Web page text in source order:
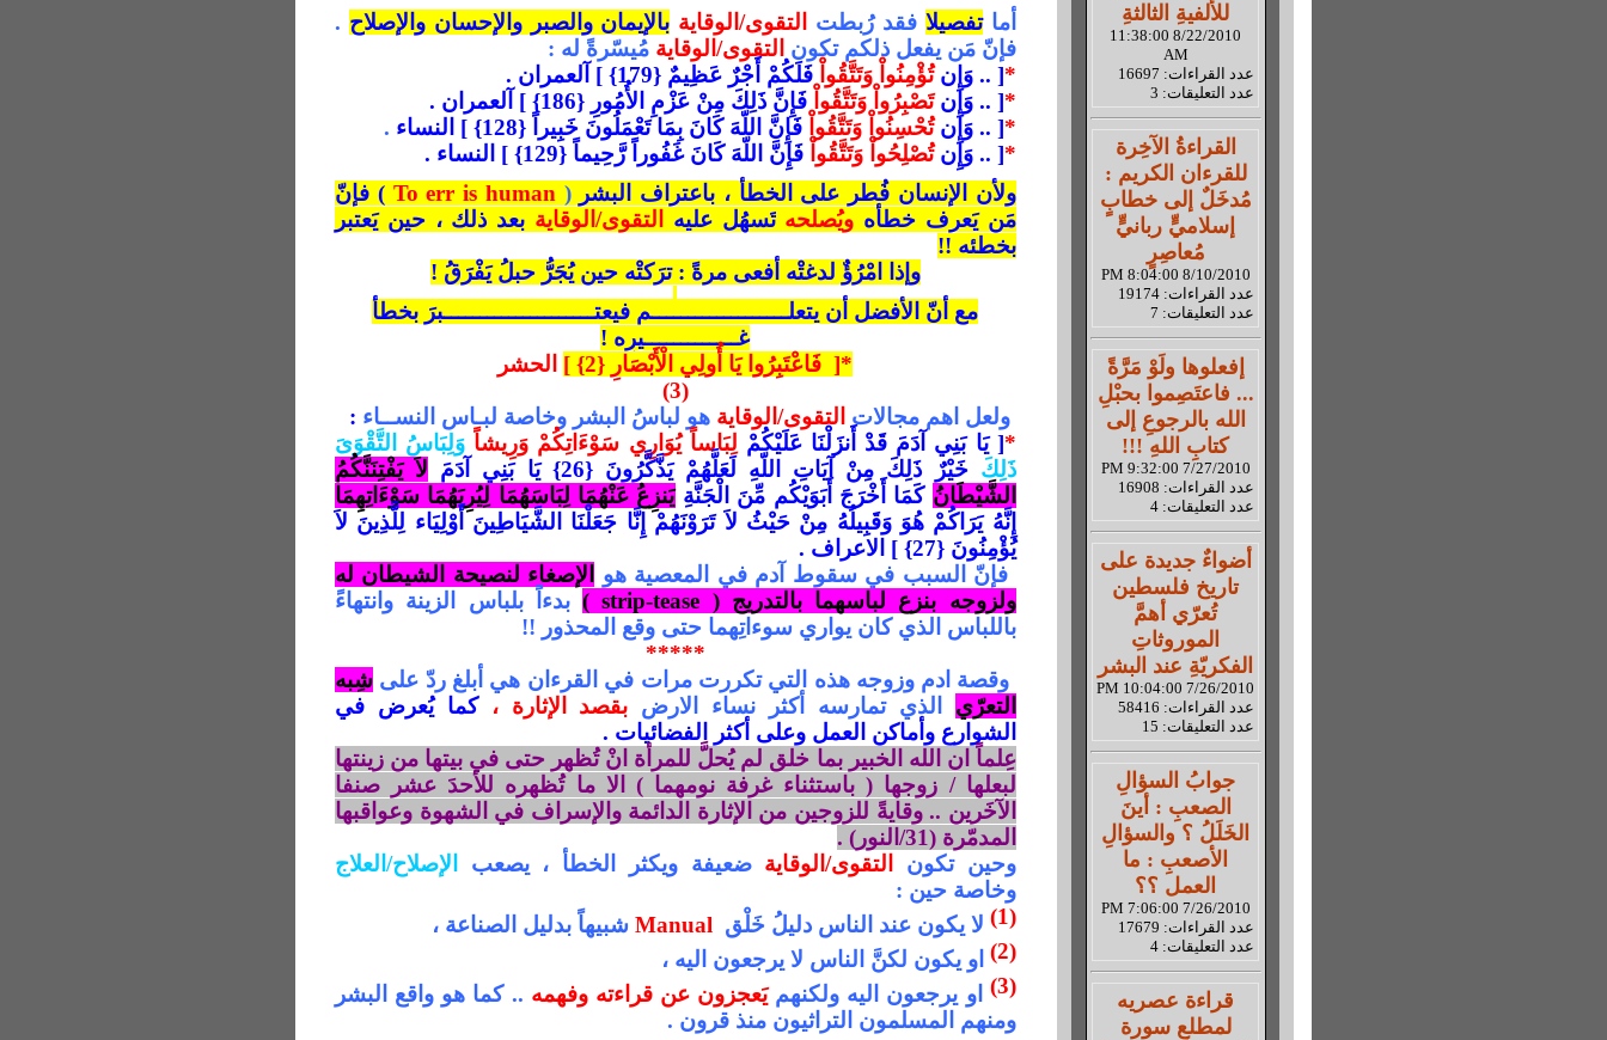
للألفيةِ الثالثةِ
8/22/2010 11:38:00
AM
عدد القراءات: 16697
عدد التعليقات: 3
القراءةُ الآخِرة
للقرءان الكريم :
مُدخَلٌ إلى خطابٍ
إسلاميٍّ ربانيٍّ
مُعاصِرٍ
8/10/2010 8:04:00 PM
عدد القراءات: 19174
عدد التعليقات: 7
إفعلوها ولَوْ مَرَّةً
... فاعتَصِموا بحبْلِ
الله بالرجوعِ إلى
كتابِ اللهِ !!!
7/27/2010 9:32:00 PM
عدد القراءات: 16908
عدد التعليقات: 4
أضواءٌ جديدة على
تاريخ فلسطين
تُعرّي أهمَّ
الموروثاتِ
الفكريّةِ عند البشر
7/26/2010 10:04:00 PM
عدد القراءات: 58416
عدد التعليقات: 15
جوابُ السؤالِ
الصعبِ : أينَ
الخَلَلُ ؟ والسؤالِ
الأصعبِ : ما
العمل ؟؟
7/26/2010 7:06:00 PM
عدد القراءات: 17679
عدد التعليقات: 4
قراءة عصريه
لمطلعِ سورة
أماتفصيلا فقد رُبطت التقوى/الوقاية بالإيمان والصبر والإحسان والإصلاح .
فإنّ مَن يفعل ذلكم تكون التقوى/الوقاية مُيسّرةً له :
*[ .. وَإِنتُؤْمِنُواْ وَتَتَّقُواْ فَلَكُمْ أَجْرٌ عَظِيمٌ {179} ] آلعمران .
*[ .. وَإِنتَصْبِرُواْ وَتَتَّقُواْ فَإِنَّ ذَلِكَ مِنْ عَزْمِ الأُمُورِ {186}‏ ] آلعمران .
*[ .. وَإِنتُحْسِنُواْ وَتَتَّقُواْ فَإِنَّ اللّهَ كَانَ بِمَا تَعْمَلُونَ خَبِيراً {128} ] النساء
.
*[ .. وَإِنتُصْلِحُواْ وَتَتَّقُواْ فَإِنَّ اللّهَ كَانَ غَفُوراً رَّحِيماً {129} ] النساء .
ولأن الإنسان فُطر على الخطأ ، باعتراف البشر (
To err is human ) فإنّ
مَن يَعرف خطأه ويُصلحه تَسهُل عليه التقوى/الوقاية بعد ذلك ، حين يَعتبر
بخطئه !!
وإذا امْرُؤٌ لدغتْه أفعى مرةً : ترَكتْه حين يُجَرُّ حبلُ يَفْرَقُ !
مع أنّ الأفضل أن يتعلـــــــــــــــــــم فيعتـــــــــــــــــــــبرَ بخطأ
غـــــــــــــيرِه !
*[ فَاعْتَبِرُوا يَا أُولِي الْأَبْصَارِ {2} ]
الحشر
(3)
ولعل اهم مجالات التقوى/الوقايةهو لباسُ البشر وخاصة لبـاس النســاء :
*
[ يَا بَنِي آدَمَ قَدْ أَنزَلْنَا عَلَيْكُمْ لِبَاساً يُوَارِي سَوْءَاتِكُمْ وَرِيشاً وَلِبَاسُ التَّقْوَىَ
ذَلِكَ خَيْرٌ ذَلِكَ مِنْ آيَاتِ اللّهِ لَعَلَّهُمْ يَذَّكَّرُونَ {26} يَا بَنِي آدَمَ
لاَ يَفْتِنَنَّكُمُ
الشَّيْطَانُ كَمَا أَخْرَجَ أَبَوَيْكُم مِّنَ الْجَنَّةِيَنزِعُ عَنْهُمَا لِبَاسَهُمَا لِيُرِيَهُمَا سَوْءَاتِهِمَا
إِنَّهُ يَرَاكُمْ هُوَ وَقَبِيلُهُ مِنْ حَيْثُ لاَ تَرَوْنَهُمْ إِنَّا جَعَلْنَا الشَّيَاطِينَ أَوْلِيَاء لِلَّذِينَ لاَ
يُؤْمِنُونَ {27} ] الاعراف .
فإنّ السبب في سقوط آدم في المعصية هو
الإصغاء لنصيحة الشيطان له
ولزوجه بنزع لباسهما بالتدريج ( strip-tease
)بدءاً بلباس الزينة وانتهاءً
باللباس الذي كان يواري سوءاتِهما حتى وقع المحذور !!
*****
وقصة ادم وزوجه هذه التي تكررت مرات في القرءان هي أبلغ ردّ على شِبه
التعرّي الذي تمارسه أكثر نساء الارض بقصد الإثارة ،كما يُعرض في
الشوارع وأماكن العمل وعلى أكثر الفضائيات .
عِلماً ان الله الخبير بما خلق لم يُحلَّ للمرأة انْ تُظهر حتى في بيتها من زينتها
لبعلها / زوجها ( باستثناء غرفة نومهما ) الا ما تُظهره للأحدَ عشر صنفا
الآخَرين .. وقايةً للزوجين من الإثارة الدائمة والإسراف في الشهوة وعواقبها
المدمّرة (31/النور) .
وحين تكون
التقوى/الوقاية ضعيفة ويكثر الخطأ ، يصعب
الإصلاح/العلاج
وخاصة حين :
(1)
لا يكون عند الناس دليلُ خَلْق Manual شبيهاً بدليل الصناعة ،
(2)
او يكون لكنَّ الناس لا يرجعون اليه ،
(3)
او يرجعون اليه ولكنهميَعجزون عن قراءته وفهمه .. كما هو واقع البشر
ومنهم المسلمون التراثيون منذ قرون .